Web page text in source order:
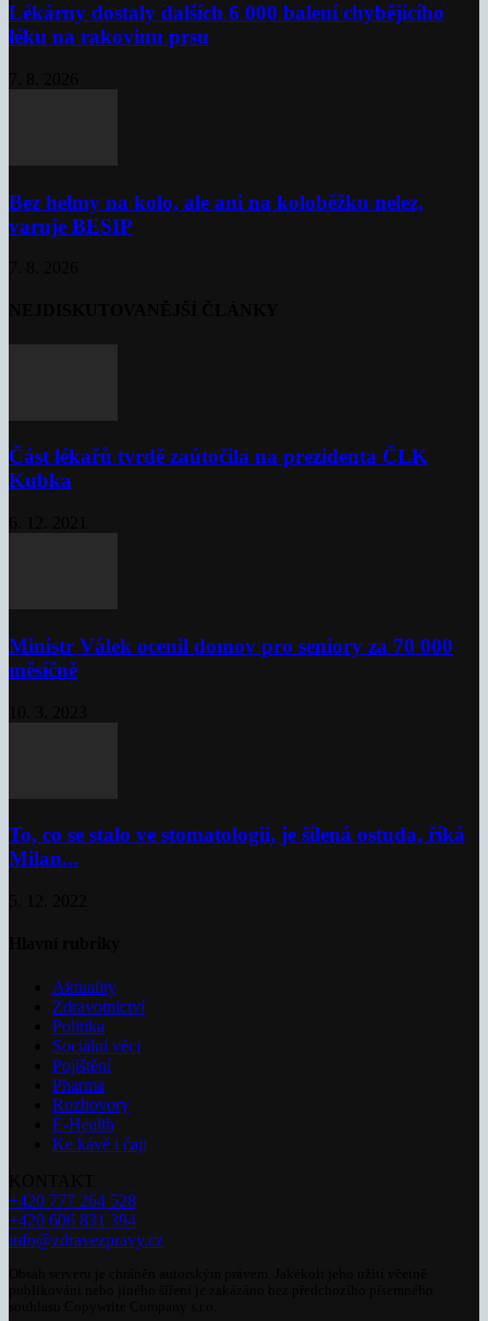
Lékárny dostaly dalších 6 000 balení chybějícího
léku na rakovinu prsu
Bez helmy na kolo, ale ani na koloběžku nelez,
varuje BESIP
Část lékařů tvrdě zaútočila na prezidenta ČLK
Kubka
Ministr Válek ocenil domov pro seniory za 70 000
měsíčně
To, co se stalo ve stomatologii, je šílená ostuda, říká
Milan...
Aktuality
Zdravotnictví
Politika
Sociální věci
Pojištění
Pharma
Rozhovory
E-Health
Ke kávě i čaji
+420 777 264 528
+420 606 831 394
info@zdravezpravy.cz